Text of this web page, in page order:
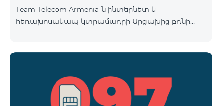
Team Telecom Armenia-ն ինտերնետ և
հեռախոսակապ կտրամադրի Արցախից բռնի
համարվելու են «Բի ֆրի 097» սակագնային
փաթեթի բաժանորդ՝ համաձայնվելով